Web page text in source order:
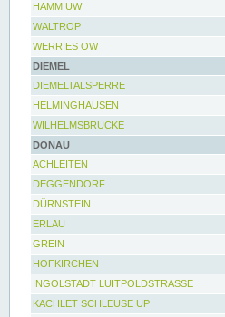
HAMM UW
WALTROP
WERRIES OW
DIEMEL
DIEMELTALSPERRE
HELMINGHAUSEN
WILHELMSBRÜCKE
DONAU
ACHLEITEN
DEGGENDORF
DÜRNSTEIN
ERLAU
GREIN
HOFKIRCHEN
INGOLSTADT LUITPOLDSTRASSE
KACHLET SCHLEUSE UP